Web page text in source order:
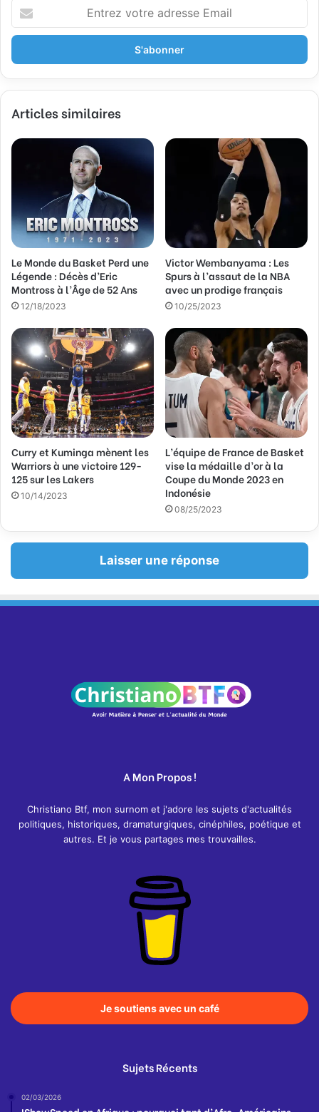
t
e
z
o
r
e
s
s
e
E
m
a
l
Articles similaires
Le Monde du Basket Perd une
Légende : Décès d’Eric
Montross à l’Âge de 52 Ans
12/18/2023
Victor Wembanyama : Les
Spurs à l’assaut de la NBA
avec un prodige français
10/25/2023
Curry et Kuminga mènent les
Warriors à une victoire 129-
125 sur les Lakers
10/14/2023
L’équipe de France de Basket
vise la médaille d’or à la
Coupe du Monde 2023 en
Indonésie
08/25/2023
Laisser une réponse
A Mon Propos !
Christiano Btf, mon surnom et j'adore les sujets d'actualités
politiques, historiques, dramaturgiques, cinéphiles, poétique et
autres. Et je vous partages mes trouvailles.
Je soutiens avec un café
Sujets Récents
02/03/2026